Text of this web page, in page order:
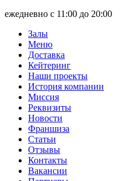
ежедневно с 11:00 до 20:00
Залы
Меню
Доставка
Кейтеринг
Наши проекты
История компании
Миссия
Реквизиты
Новости
Франшиза
Статьи
Отзывы
Контакты
Вакансии